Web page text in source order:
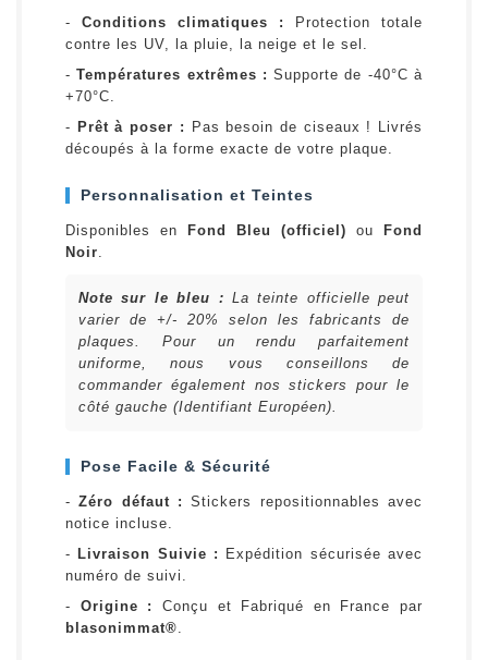
- Conditions climatiques :
Protection totale
contre les UV, la pluie, la neige et le sel.
-Températures extrêmes : Supporte de -40°C à
+70°C.
- Prêt à poser :
Pas besoin de ciseaux ! Livrés
découpés à la forme exacte de votre plaque.
Personnalisation et Teintes
Disponibles en Fond Bleu (officiel) ou
Fond
Noir.
Note sur le bleu : La teinte officielle peut
varier de +/- 20% selon les fabricants de
plaques. Pour un rendu parfaitement
uniforme, nous vous conseillons de
commander également nos stickers pour le
côté gauche (Identifiant Européen).
Pose Facile & Sécurité
-Zéro défaut : Stickers repositionnables avec
notice incluse.
- Livraison Suivie :
Expédition sécurisée avec
numéro de suivi.
- Origine :
Conçu et Fabriqué en France par
blasonimmat®.